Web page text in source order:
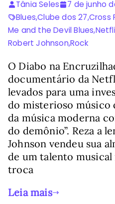
Tânia Seles 7 de junho
Blues,Clube dos 27,Cross
Me and the Devil Blues,
Robert Johnson,Rock
O Diabo na
documentário da
levados para uma
do misterioso músico
da música moderna
do demônio”. Reza a
Johnson vendeu sua
de um talento musical
troca
Leia mais